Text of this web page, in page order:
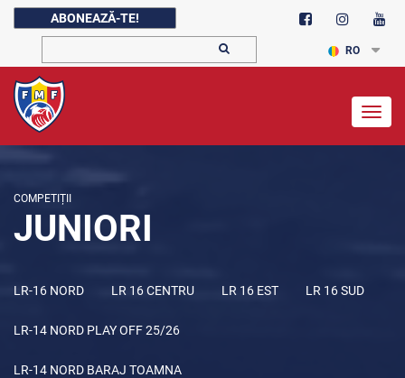
ABONEAZĂ-TE!
RO
COMPETIȚII
JUNIORI
LR-16 NORD LR 16 CENTRU LR 16 EST LR 16 SUD
LR-14 NORD PLAY OFF 25/26
LR-14 NORD BARAJ TOAMNA